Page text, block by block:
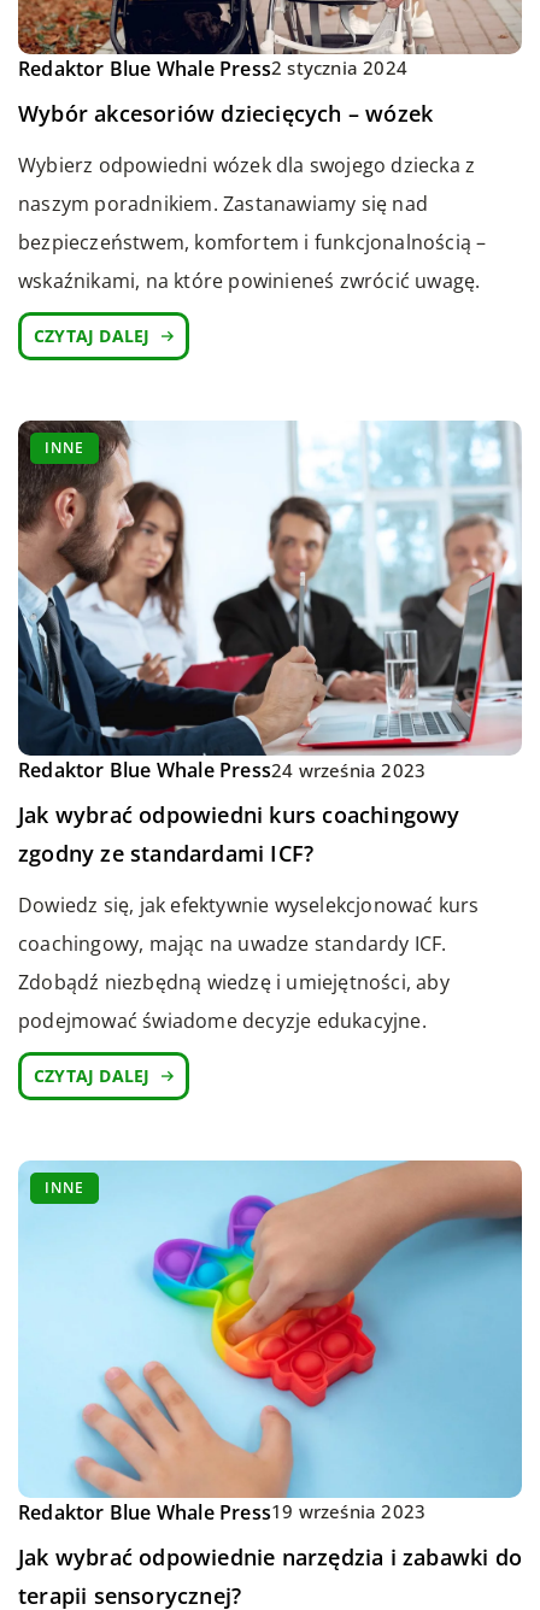
Redaktor Blue Whale Press2 stycznia 2024
Wybór akcesoriów dziecięcych – wózek
Wybierz odpowiedni wózek dla swojego dziecka z
naszym poradnikiem. Zastanawiamy się nad
bezpieczeństwem, komfortem i funkcjonalnością –
wskaźnikami, na które powinieneś zwrócić uwagę.
CZYTAJ DALEJ
INNE
Redaktor Blue Whale Press24 września 2023
Jak wybrać odpowiedni kurs coachingowy
zgodny ze standardami ICF?
Dowiedz się, jak efektywnie wyselekcjonować kurs
coachingowy, mając na uwadze standardy ICF.
Zdobądź niezbędną wiedzę i umiejętności, aby
podejmować świadome decyzje edukacyjne.
CZYTAJ DALEJ
INNE
Redaktor Blue Whale Press19 września 2023
Jak wybrać odpowiednie narzędzia i zabawki do
terapii sensorycznej?